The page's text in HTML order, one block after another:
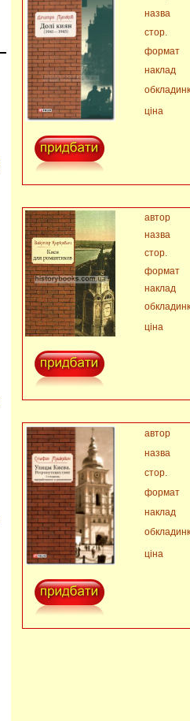
назва
стор.
формат
наклад
ціна
автор
назва
стор.
формат
наклад
ціна
автор
назва
стор.
формат
наклад
ціна